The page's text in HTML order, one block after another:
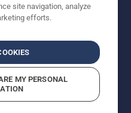
voorbehouden. De
Alle
is voor directe aankoop.
Imprint
schendingen
site navigation, analyze
efforts.
MY PERSONAL